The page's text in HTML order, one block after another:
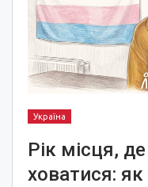
Україна
Рік місця,
ховатися: